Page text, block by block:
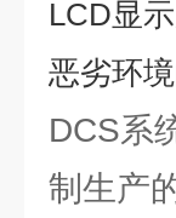
LCD显
恶劣环
DCS系
制生产